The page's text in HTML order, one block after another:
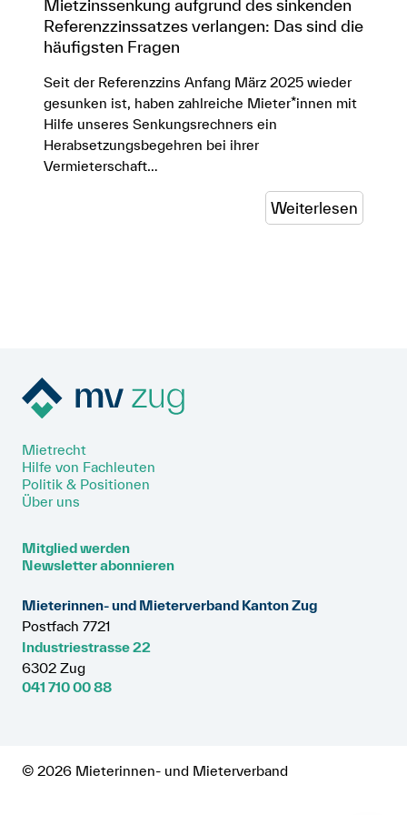
Mietzinssenkung aufgrund des sinkenden
Referenzzinssatzes verlangen: Das sind die
häufigsten Fragen
Seit der Referenzzins Anfang März 2025 wieder
gesunken ist, haben zahlreiche Mieter*innen mit
Hilfe unseres Senkungsrechners ein
Herabsetzungsbegehren bei ihrer
Vermieterschaft…
Weiterlesen
Mietrecht
Hilfe von Fachleuten
Politik & Positionen
Über uns
Mitglied werden
Newsletter abonnieren
Mieterinnen- und Mieterverband Kanton Zug
Postfach 7721
Industriestrasse 22
6302 Zug
041 710 00 88
© 2026 Mieterinnen- und Mieterverband